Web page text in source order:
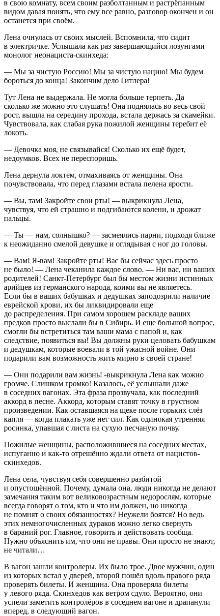
в свою комнату, всем своим разболтанным и растрёпанным
видом давая понять, что ему все равно, разговор окончен и он
останется при своём.
Лена очнулась от своих мыслей. Вспомнила, что сидит
в электричке. Услышала как раз завершающийся лозунгами
монолог неонациста-скинхеда:
— Мы за чистую Россию! Мы за чистую нацию! Мы будем
бороться до конца! Закончим дело Гитлера!
Тут Лена не выдержала. Не могла больше терпеть. Да
сколько же можно это слушать! Она поднялась во весь свой
рост, вышла на середину прохода, встала держась за скамейки.
Чувствовала, как слабая рука пожилой женщины теребит её
локоть.
— Девочка моя, не связывайся! Сколько их ещё будет,
недоумков. Всех не переспоришь.
Лена дернула локтем, отмахиваясь от женщины. Она
почувствовала, что перед глазами встала пелена ярости.
— Вы, там! Закройте свои рты! — выкрикнула Лена,
чувствуя, что ей страшно и подгибаются колени, и дрожат
пальцы.
— Ты — нам, солнышко? — засмеялись парни, подходя ближе
к неожиданно смелой девушке и оглядывая с ног до головы.
— Вам! Я-вам! Закройте рты! Вас бы сейчас здесь просто
не было! — Лена чеканила каждое слово. — Ни вас, ни ваших
родителей! Санкт-Петербург был бы местом жизни истинных
арийцев из германского народа, коими вы не являетесь.
Если бы в ваших бабушках и дедушках заподозрили наличие
еврейской крови, их бы ликвидировали еще
до распределения. При самом хорошем раскладе ваших
предков просто выслали бы в Сибирь. И еще большой вопрос,
смогли бы встретиться там ваши мама с папой и, как
следствие, появиться вы! Вы должны руки целовать бабушкам
и дедушкам, которые воевали в той ужасной войне. Они
подарили вам возможность жить мирно в своей стране!
— Они подарили вам жизнь! -выкрикнула Лена как можно
громче. Слишком громко! Казалось, её услышали даже
в соседних вагонах. Эта фраза прозвучала, как последний
аккорд в песне. Аккорд, которым ставят точку в грустном
произведении. Как оставшаяся на щеке после горьких слёз
капля — когда плакать уже нет сил. Как одинокая утренняя
росинка, упавшая с листа на сухую песчаную почву.
Пожилые женщины, расположившиеся на соседних местах,
испуганно и как-то отрешённо ждали ответа от нацистов-
скинхедов.
Лена села, чувствуя себя совершенно разбитой
и опустошённой. Почему, думала она, люди никогда не делают
замечания таким вот великовозрастным недорослям, которые
всегда говорят о том, кто и что им должен, но никогда
не помнят о своих обязанностях? Неужели боятся? Но ведь
этих немногочисленных дураков можно легко свернуть
в бараний рог. Главное, говорить и действовать сообща.
Нужно объяснить им, что они не правы. Они просто не знают,
не читали…
В вагон зашли контролеры. Их было трое. Двое мужчин, один
из которых встал у дверей, второй пошёл вдоль правого ряда
проверять билеты. И женщина. Она проверяла билеты
у левого ряда. Скинхедов как ветром сдуло. Вероятно, они
успели заметить контролёров в соседнем вагоне и драпанули
вперед, в следующий вагон.